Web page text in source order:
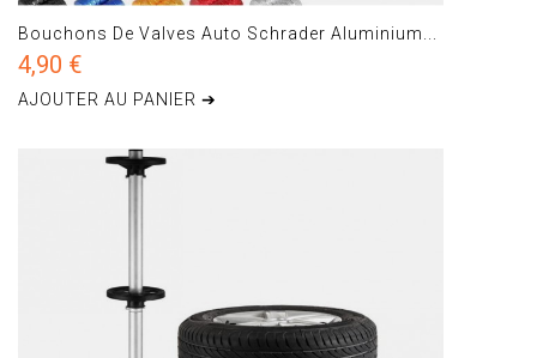
Bouchons De Valves Auto Schrader Aluminium...
4,90 €
AJOUTER AU PANIER ➔